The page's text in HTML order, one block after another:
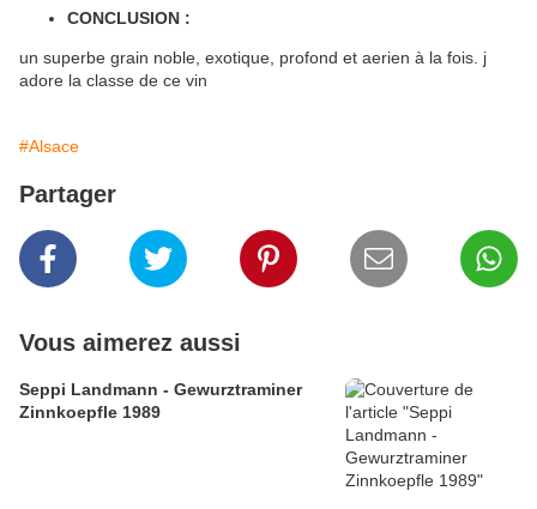
CONCLUSION :
un superbe grain noble, exotique, profond et aerien à la fois. j
adore la classe de ce vin
#Alsace
Partager
Vous aimerez aussi
Seppi Landmann - Gewurztraminer
Zinnkoepfle 1989